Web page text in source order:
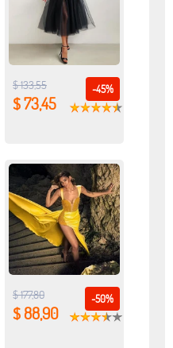
-45%
$ 133,55
$ 73,45
-50%
$ 177,80
$ 88,90